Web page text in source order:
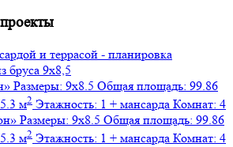
Размеры: 9х8.5 Общая площадь: 99.86
м2 Этажность: 1 + мансарда Комнат: 4
Размеры: 9х8.5 Общая площадь: 99.86
м2 Этажность: 1 + мансарда Комнат: 4